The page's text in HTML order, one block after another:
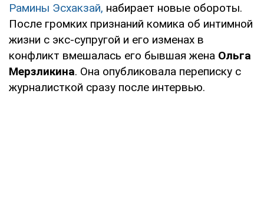
Рамины Эсхакзай, набирает новые обороты.
После громких признаний комика об интимной
жизни с экс-супругой и его изменах в
конфликт вмешалась его бывшая жена Ольга
Мерзликина. Она опубликовала переписку с
журналисткой сразу после интервью.